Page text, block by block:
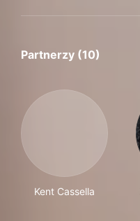
Partnerzy (10)
Kent Cassella